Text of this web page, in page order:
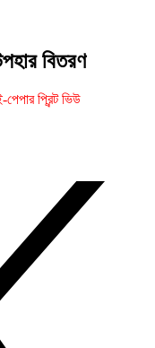
বিতরণ
পেপার প্রিন্ট ভিউ